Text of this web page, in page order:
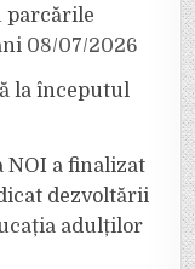
parcările
08/07/2026
la începutul
NOI a finalizat
dezvoltării
adulților